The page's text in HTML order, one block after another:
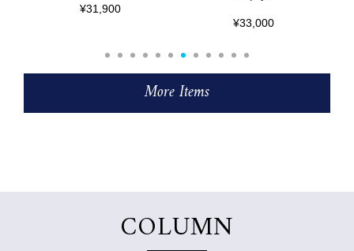
More Items
COLUMN